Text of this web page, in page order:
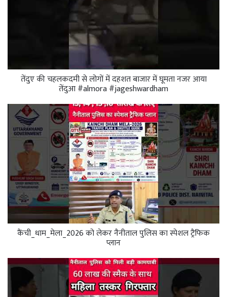
तेंदुए की चहलकदमी से लोगों में दहशत बाजार में घूमता नजर आया
तेंदुआ #almora #jageshwardham
कैंची_धाम_मेला_2026 को लेकर नैनीताल पुलिस का स्पेशल ट्रैफिक
प्लान